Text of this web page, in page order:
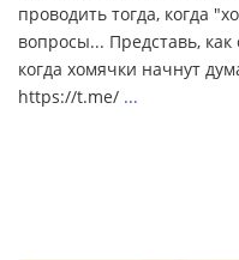
проводить тогда, когда
вопросы... Представь,
когда хомячки начнут
https://t.me/ ...